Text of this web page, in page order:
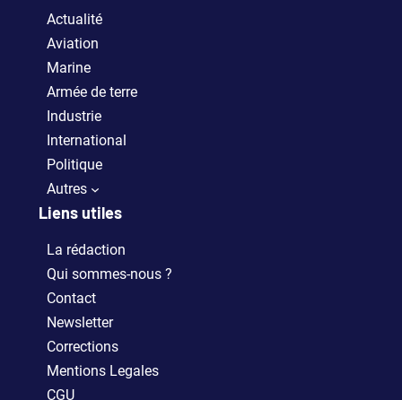
Actualité
Aviation
Marine
Armée de terre
Industrie
International
Politique
Autres
Liens utiles
La rédaction
Qui sommes-nous ?
Contact
Newsletter
Corrections
Mentions Legales
CGU